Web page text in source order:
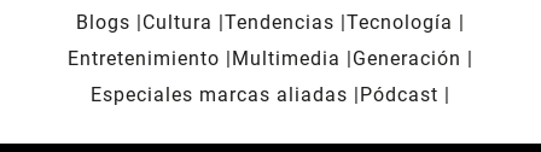
Blogs
Cultura Tendencias Tecnología
Entretenimiento
Multimedia
Generación
Especiales marcas aliadas
Pódcast